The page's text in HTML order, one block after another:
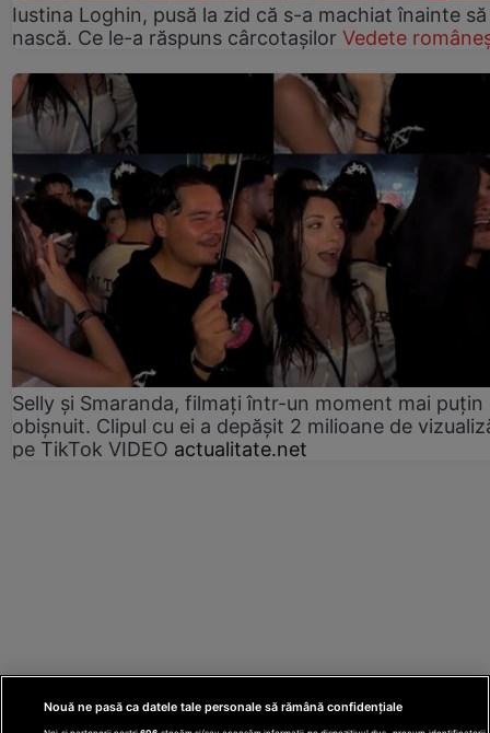
Iustina Loghin, pusă la zid că s-a machiat înainte să
nască. Ce le-a răspuns cârcotașilor Vedete
Selly și Smaranda, filmați într-un moment mai puțin
obișnuit. Clipul cu ei a depășit 2 milioane de
pe TikTok VIDEO actualitate.net
Nouă ne pasă ca datele tale personale să rămână confidențiale